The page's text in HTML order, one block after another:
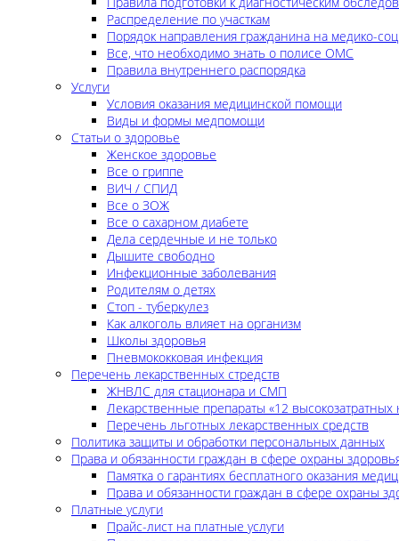
Распределение по участкам
Порядок направления гражданина на медико-
Все, что необходимо знать о полисе ОМС
Правила внутреннего распорядка
Услуги
Условия оказания медицинской помощи
Виды и формы медпомощи
Статьи о здоровье
Женское здоровье
Все о гриппе
ВИЧ / СПИД
Все о ЗОЖ
Все о сахарном диабете
Дела сердечные и не только
Дышите свободно
Инфекционные заболевания
Родителям о детях
Стоп - туберкулез
Как алкоголь влияет на организм
Школы здоровья
Пневмококковая инфекция
Перечень лекарственных стредств
ЖНВЛС для стационара и СМП
Лекарственные препараты «12 высокозатратных
Перечень льготных лекарственных средств
Политика защиты и обработки персональных данных
Права и обязанности граждан в сфере охраны
Памятка о гарантиях бесплатного оказания
Права и обязанности граждан в сфере охраны
Платные услуги
Прайс-лист на платные услуги